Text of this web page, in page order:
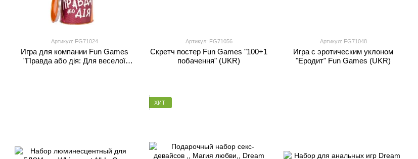
Артикул: FG71024
Игра для компании Fun Games
"Правда або дія: Для веселої
Артикул: FG71056
Скретч постер Fun Games "100+1
побачення" (UKR)
Артикул: FG71048
Игра с эротическим уклоном
"Еродит" Fun Games (UKR)
ХИТ